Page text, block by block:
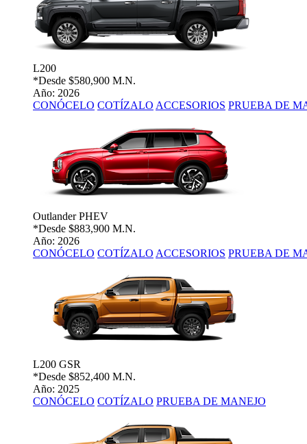
L200
*Desde $580,900 M.N.
Año: 2026
CONÓCELO COTÍZALO ACCESORIOS PRUEBA DE
Outlander PHEV
*Desde $883,900 M.N.
Año: 2026
CONÓCELO COTÍZALO ACCESORIOS PRUEBA DE
L200 GSR
*Desde $852,400 M.N.
Año: 2025
CONÓCELO COTÍZALO PRUEBA DE MANEJO